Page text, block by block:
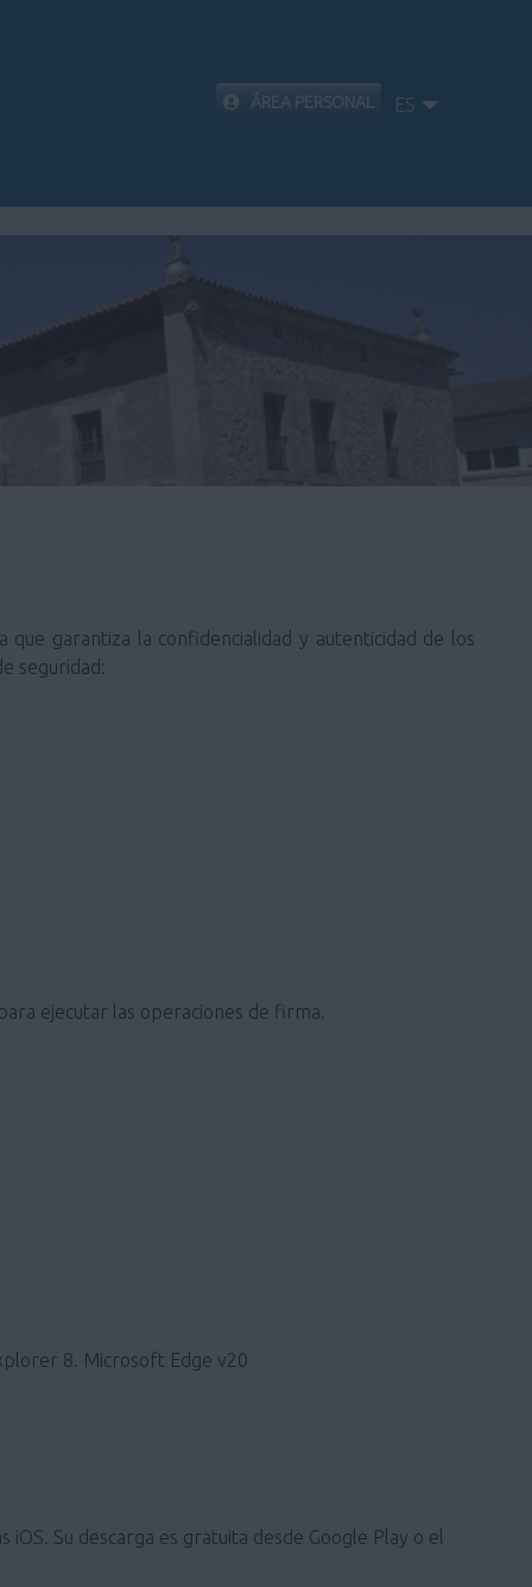
ÁREA PERSONAL ES
garantiza la confidencialidad y autenticidad de los
seguridad:
ejecutar las operaciones de firma.
8. Microsoft Edge v20
Su descarga es gratuita desde Google Play o el